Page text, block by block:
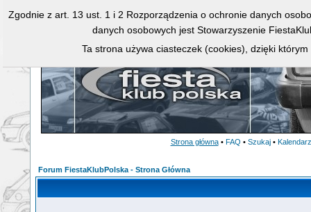
Strona główna • FAQ • Szukaj • Kalendarz
Forum FiestaKlubPolska - Strona Główna
Zgodnie z art. 13 ust. 1 i 2 Rozporządzenia o ochronie danych
danych osobowych jest Stowarzyszenie
Ta strona używa ciasteczek (cookies), dzięki